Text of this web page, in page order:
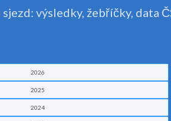
výsledky, žebříčky, data
2026
2025
2024